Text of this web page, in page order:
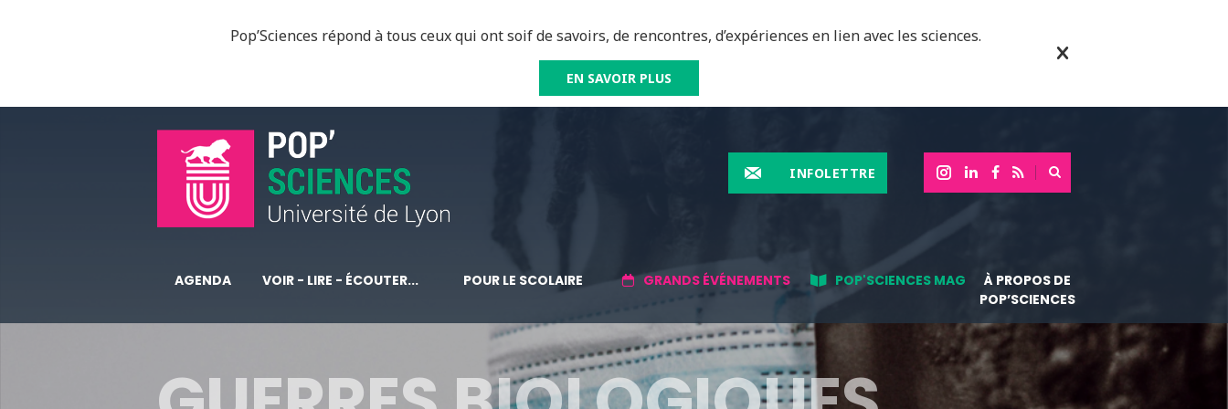
Pop’Sciences répond à tous ceux qui ont soif de savoirs, de rencontres, d’expériences en lien avec les sciences.
EN SAVOIR PLUS
INFOLETTRE
AGENDA VOIR - LIRE - ÉCOUTER... POUR LE SCOLAIRE GRANDS ÉVÉNEMENTS POP'SCIENCES MAG
À PROPOS DE
POP’SCIENCES